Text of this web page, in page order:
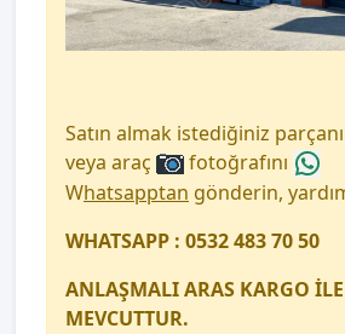
Satın almak istediğiniz
veya araç
fotoğrafını
Whatsapptan gönderin,
WHATSAPP : 0532 483 70 50
ANLAŞMALI ARAS KARGO
MEVCUTTUR.